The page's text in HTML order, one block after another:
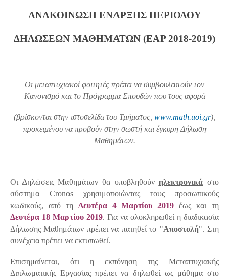
ΑΝΑΚΟΙΝΩΣΗ ΕΝΑΡΞΗΣ ΠΕΡΙΟΔΟΥ
ΔΗΛΩΣΕΩΝ ΜΑΘΗΜΑΤΩΝ (ΕΑΡ 2018-2019)
Οι μεταπτυχιακοί φοιτητές πρέπει να συμβουλευτούν τον
Κανονισμό και το Πρόγραμμα Σπουδών που τους αφορά
(βρίσκονται στην ιστοσελίδα του Τμήματος, www.math.uoi.gr),
προκειμένου να προβούν στην σωστή και έγκυρη Δήλωση
Μαθημάτων.
Οι Δηλώσεις Μαθημάτων θα υποβληθούνηλεκτρονικά στο
σύστημα Cronos χρησιμοποιώντας τους προσωπικούς
κωδικούς, από τη Δευτέρα 4 Μαρτίου 2019 έως και τη
Δευτέρα 18 Μαρτίου 2019. Για να ολοκληρωθεί η διαδικασία
Δήλωσης Μαθημάτων πρέπει να πατηθεί το "Αποστολή". Στη
συνέχεια πρέπει να εκτυπωθεί.
Επισημαίνεται, ότι η εκπόνηση της Μεταπτυχιακής
Διπλωματικής Εργασίας πρέπει να δηλωθεί ως μάθημα στο